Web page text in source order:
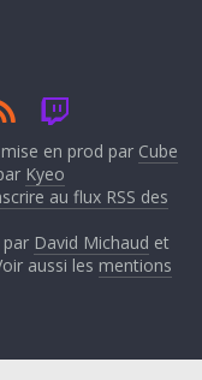
mise en prod par Cube
Kyeo
au flux RSS des
par David Michaud et
aussi les mentions